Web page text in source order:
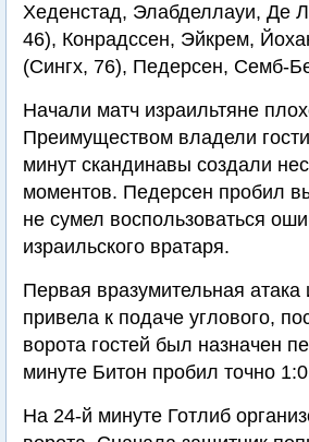
Хеденстад, Элабделлауи, Де
46), Конрадссен, Эйкрем,
(Сингх, 76), Педерсен, Семб-
Начали матч израильтяне
Преимуществом владели
минут скандинавы создали
моментов. Педерсен пробил
не сумел воспользоваться
израильского вратаря.
Первая вразумительная атака
привела к подаче углового,
ворота гостей был назначен
минуте Битон пробил точно
На 24-й минуте Готлиб